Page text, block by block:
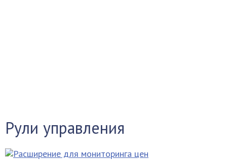
Рули управления